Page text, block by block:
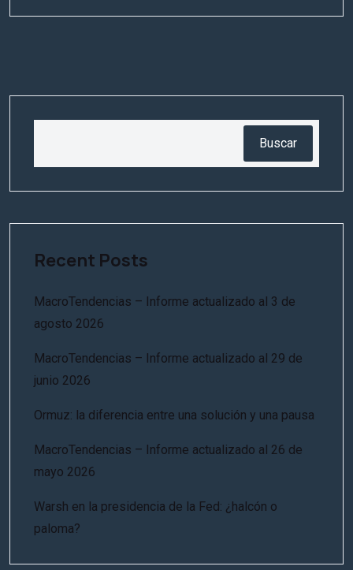
Buscar
Recent Posts
MacroTendencias – Informe actualizado al 3 de
agosto 2026
MacroTendencias – Informe actualizado al 29 de
junio 2026
Ormuz: la diferencia entre una solución y una pausa
MacroTendencias – Informe actualizado al 26 de
mayo 2026
Warsh en la presidencia de la Fed: ¿halcón o
paloma?